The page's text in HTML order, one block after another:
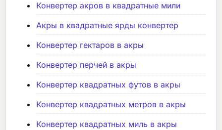
Конвертер акров в квадратные мили
Акры в квадратные ярды конвертер
Конвертер гектаров в акры
Конвертер перчей в акры
Конвертер квадратных футов в акры
Конвертер квадратных метров в акры
Конвертер квадратных миль в акры